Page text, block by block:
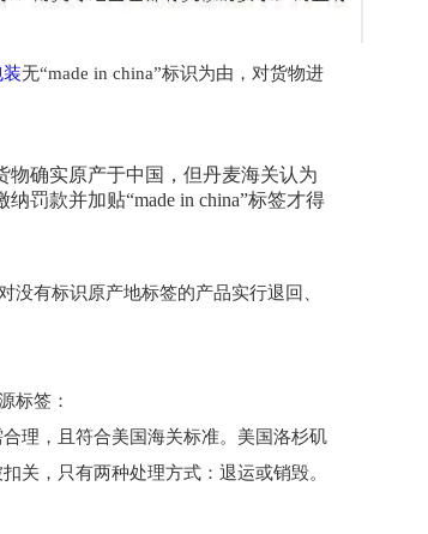
无“made in china”标识为由，对货物进
确实原产于中国，但丹麦海关认为
罚款并加贴“made in china”标签才得
没有标识原产地标签的产品实行退回、
标签：
理，且符合美国海关标准。美国洛杉矶
关，只有两种处理方式：退运或销毁。